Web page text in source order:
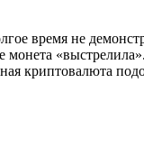
время не
монета
криптовалюта